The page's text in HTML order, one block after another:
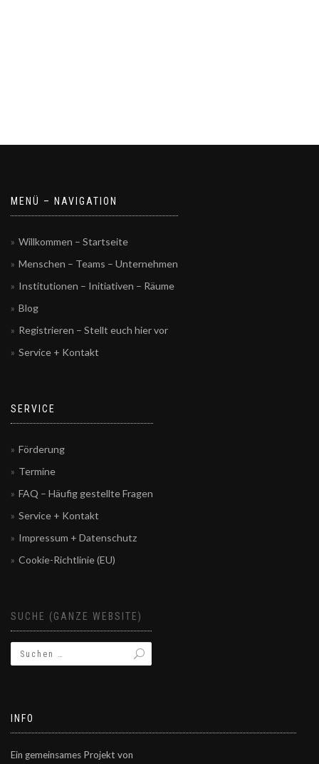
MENÜ – NAVIGATION
Willkommen – Startseite
Menschen – Teams – Unternehmen
Institutionen – Initiativen – Räume
Blog
Registrieren – Stellt euch hier vor
Service + Kontakt
SERVICE
Förderung
Termine
FAQ – Häufig gestellte Fragen
Service + Kontakt
Impressum + Datenschutz
Cookie-Richtlinie (EU)
SUCHE (GANZE WEBSITE)
INFO
Ein gemeinsames Projekt von